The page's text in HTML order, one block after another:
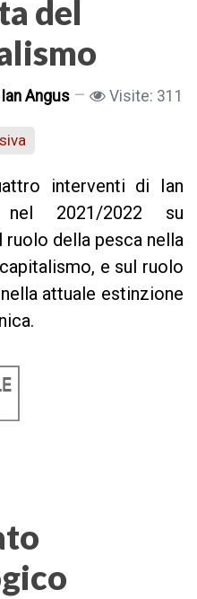
del
Ian Angus Visite: 311
interventi di Ian
nel 2021/2022 su
ruolo della pesca nella
e sul ruolo
attuale estinzione